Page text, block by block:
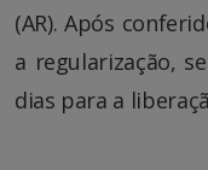
(AR). Após
a regularização,
dias para a